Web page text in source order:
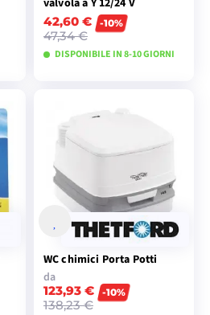
42,60 €
47,34 €
-10%
DISPONIBILE IN 8-10 GIORNI
VISUALIZZA I
WC chimici Porta Potti
da
123,93 €
138,23 €
-10%